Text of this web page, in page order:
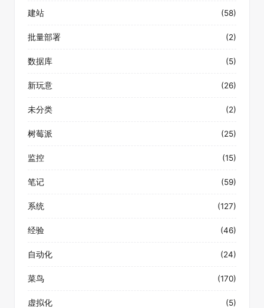
建站 (58)
批量部署 (2)
数据库 (5)
新玩意 (26)
未分类 (2)
树莓派 (25)
监控 (15)
笔记 (59)
系统 (127)
经验 (46)
自动化 (24)
菜鸟 (170)
虚拟化 (5)